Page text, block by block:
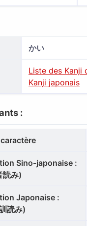
かい
Liste des Kanji
Kanji japonais
:
Sino-japonaise :
読み)
Japonaise :
読み)